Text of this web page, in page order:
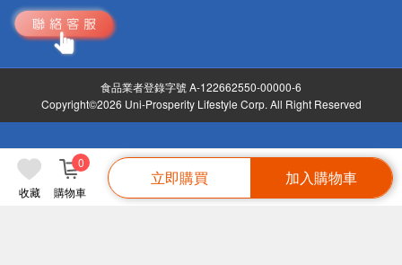
收藏 購物車
0
立即購買 加入購物車
食品業者登錄字號 A-122662550-00000-6
Copyright©2026 Uni-Prosperity Lifestyle Corp. All Right Reserved